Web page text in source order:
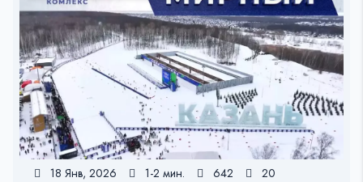
18 Янв, 2026 1-2 мин. 642 20